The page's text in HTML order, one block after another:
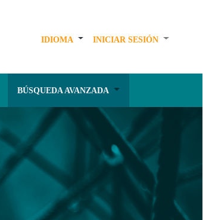
IDIOMA INICIAR SESIÓN
BÚSQUEDA AVANZADA